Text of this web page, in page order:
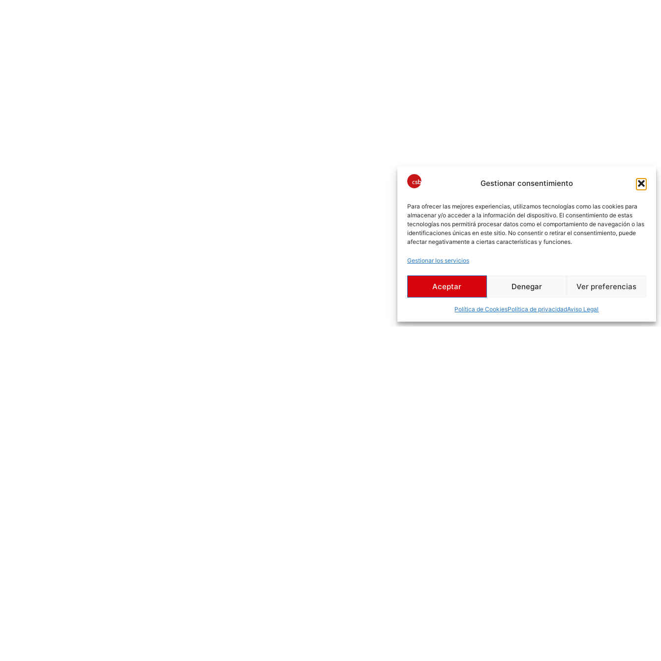
Gestionar consentimiento
Para ofrecer las mejores experiencias, utilizamos tecnologías como las cookies para
almacenar y/o acceder a la información del dispositivo. El consentimiento de estas
tecnologías nos permitirá procesar datos como el comportamiento de navegación o las
identificaciones únicas en este sitio. No consentir o retirar el consentimiento, puede
afectar negativamente a ciertas características y funciones.
Gestionar los servicios
Aceptar Denegar Ver preferencias
Política de CookiesPolítica de privacidadAviso Legal